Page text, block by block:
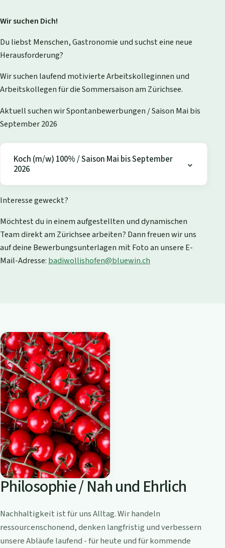
Wir suchen Dich!
Du liebst Menschen, Gastronomie und suchst eine neue
Herausforderung?
Wir suchen laufend motivierte Arbeitskolleginnen und
Arbeitskollegen für die Sommersaison am Zürichsee.
Aktuell suchen wir Spontanbewerbungen / Saison Mai bis
September 2026
Koch (m/w) 100% / Saison Mai bis September
2026
Interesse geweckt?
Möchtest du in einem aufgestellten und dynamischen
Team direkt am Zürichsee arbeiten? Dann freuen wir uns
auf deine Bewerbungsunterlagen mit Foto an unsere E-
Mail-Adresse:badiwollishofen@bluewin.ch
Philosophie / Nah und Ehrlich
Nachhaltigkeit ist für uns Alltag. Wir handeln
ressourcenschonend, denken langfristig und verbessern
unsere Abläufe laufend - für heute und für kommende